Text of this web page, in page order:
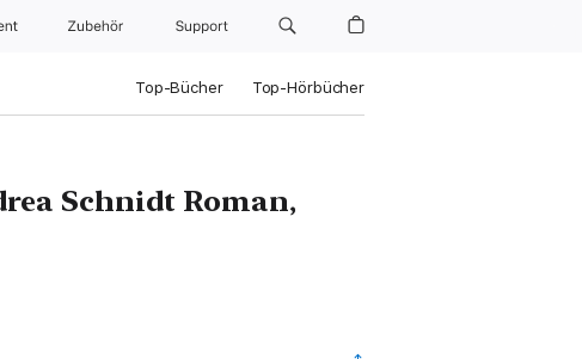
Zubehör Support
Top-Bücher Top-Hörbücher
Schnidt Roman,